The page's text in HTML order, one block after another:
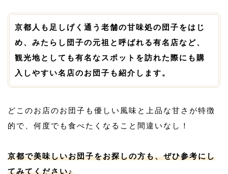
京都人も足しげく通う老舗の甘味処の団子をはじ
め、みたらし団子の元祖と呼ばれる有名店など、
観光地としても有名なスポットを訪れた際にも購
入しやすい名店のお団子も紹介します。
どこのお店のお団子も優しい風味と上品な甘さが特徴
的で、何度でも食べたくなること間違いなし！
京都で美味しいお団子をお探しの方も、ぜひ参考にし
てみてください♪